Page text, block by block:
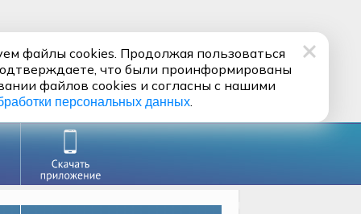
файлы cookies. Продолжая пользоваться
что были проинформированы
файлов cookies и согласны с нашими
персональных данных.